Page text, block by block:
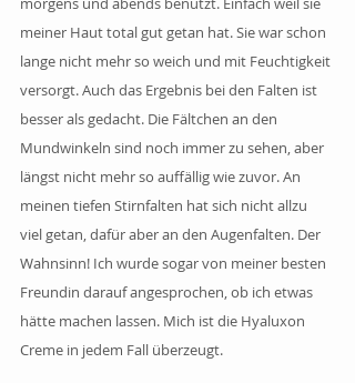
meiner Haut total gut getan hat. Sie war schon
lange nicht mehr so weich und mit Feuchtigkeit
versorgt. Auch das Ergebnis bei den Falten ist
besser als gedacht. Die Fältchen an den
Mundwinkeln sind noch immer zu sehen, aber
längst nicht mehr so auffällig wie zuvor. An
meinen tiefen Stirnfalten hat sich nicht allzu
viel getan, dafür aber an den Augenfalten. Der
Wahnsinn! Ich wurde sogar von meiner besten
Freundin darauf angesprochen, ob ich etwas
hätte machen lassen. Mich ist die Hyaluxon
Creme in jedem Fall überzeugt.